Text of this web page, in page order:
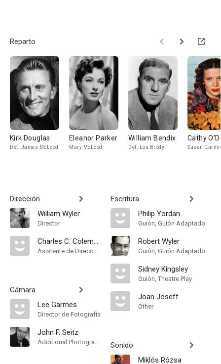
Reparto
Kirk Douglas
Det. James McLeod
Eleanor Parker
Mary McLeod
William Bendix
Det. Lou Brody
Cathy
Susan
Dirección
William Wyler
Director
Charles C. Coleman
Asistente de Dirección
Cámara
Lee Garmes
Director de Fotografía
John F. Seitz
Additional Photography
Escritura
Philip Yordan
Guión, Guión Adaptado
Robert Wyler
Guión, Guión Adaptado
Sidney Kingsley
Guión, Theatre Play
Joan Joseff
Other
Sonido
Miklós Rózsa